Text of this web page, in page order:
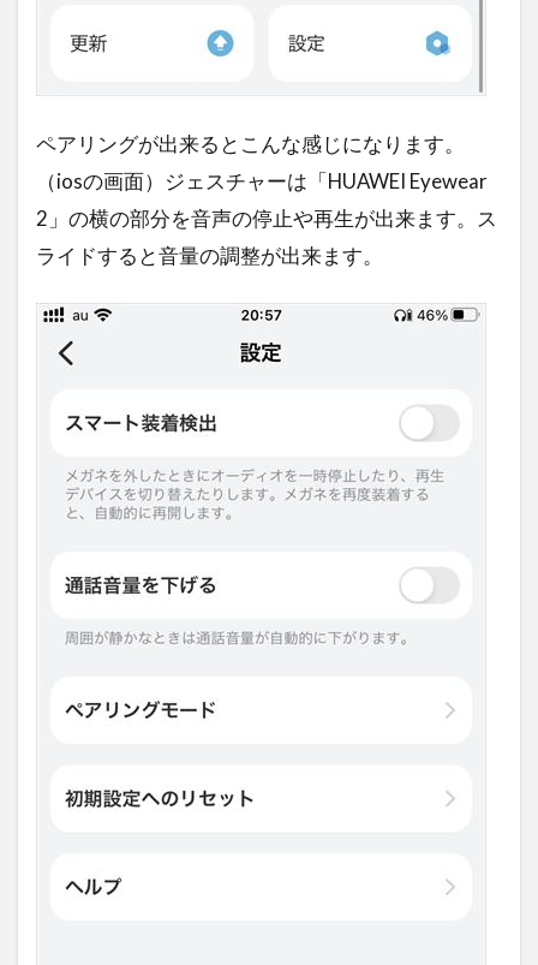
ペアリングが出来るとこんな感じになります。
（iosの画面）ジェスチャーは「HUAWEI Eyewear
2」の横の部分を音声の停止や再生が出来ます。ス
ライドすると音量の調整が出来ます。